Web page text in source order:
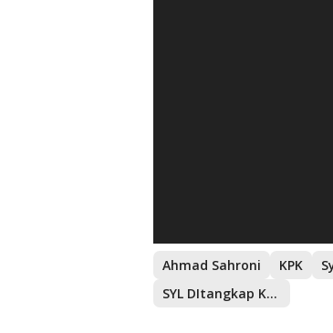
Ahmad Sahroni KPK
SYL DItangkap KPK